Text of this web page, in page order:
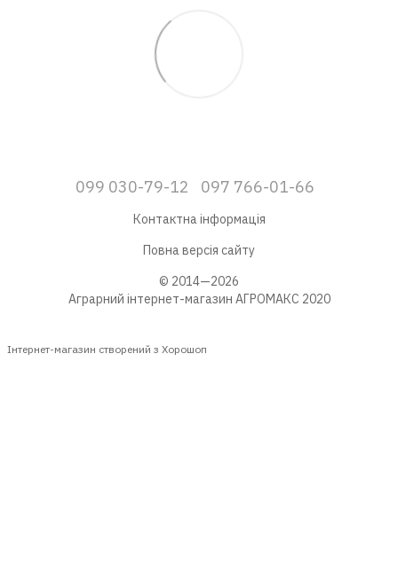
099 030-79-12 097 766-01-66
Контактна інформація
Повна версія сайту
© 2014—2026
Аграрний інтернет-магазин АГРОМАКС 2020
Інтернет-магазин створений з Хорошоп